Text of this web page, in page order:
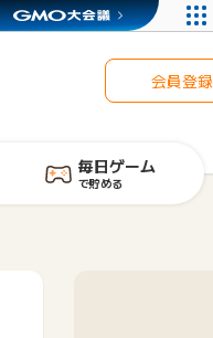
会員登録
毎日ゲーム
で貯める